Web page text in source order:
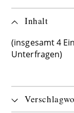
Inhalt
(insgesamt 4
Unterfragen)